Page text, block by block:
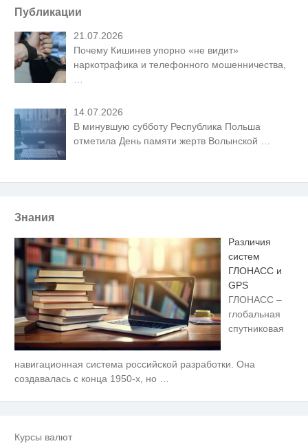
Публикации
21.07.2026
Почему Кишинев упорно «не видит»
наркотрафика и телефонного мошенничества,
14.07.2026
В минувшую субботу Республика Польша
отметила День памяти жертв Волынской …
Знания
Различия
систем
ГЛОНАСС и
GPS
ГЛОНАСС –
глобальная
спутниковая
навигационная система российской разработки. Она
создавалась с конца 1950-х, но …
Курсы валют
i
Скрытая камера на пляже
Крыма: Что люди вытворяют,
когда их не видят...